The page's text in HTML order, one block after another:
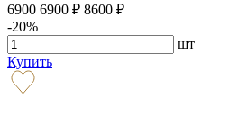
6900 6900 ₽ 8600 ₽
-20%
шт
Купить